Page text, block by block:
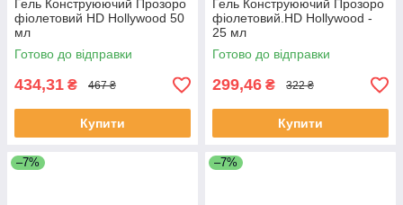
Гель Конструюючий Прозоро
фіолетовий HD Hollywood 50
мл
Готово до відправки
434,31 ₴ 467 ₴
Купити
Гель Конструюючий Прозоро
фіолетовий.HD Hollywood -
25 мл
Готово до відправки
299,46 ₴ 322 ₴
Купити
–7% –7%